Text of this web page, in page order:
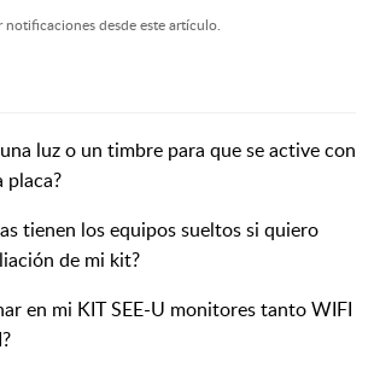
notificaciones desde este artículo.
luz o un timbre para que se active con
placa?
tienen los equipos sueltos si quiero
de mi kit?
en mi KIT SEE-U monitores tanto WIFI